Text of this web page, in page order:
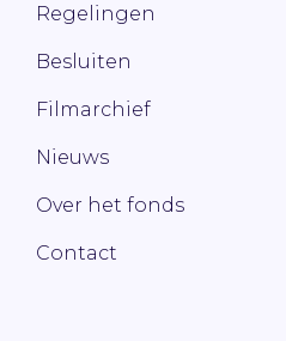
Regelingen
Besluiten
Filmarchief
Nieuws
Over het fonds
Contact